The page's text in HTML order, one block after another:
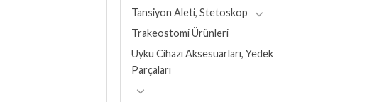
Tansiyon Aleti, Stetoskop
Trakeostomi Ürünleri
Uyku Cihazı Aksesuarları, Yedek
Parçaları